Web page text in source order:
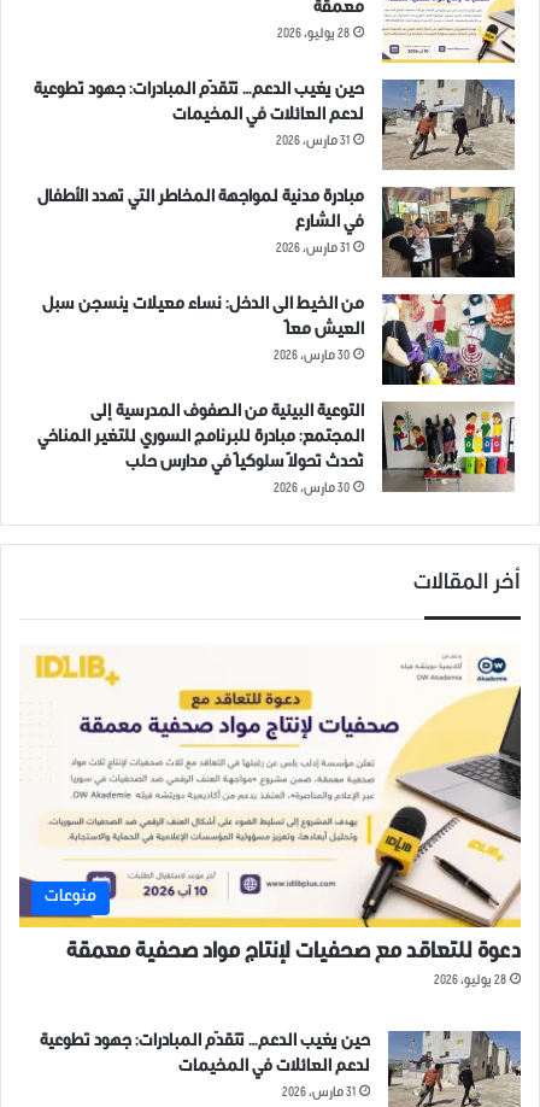
معمقة
28 يوليو، 2026
حين يغيب الدعم… تتقدّم المبادرات: جهود تطوعية
لدعم العائلات في المخيمات
31 مارس، 2026
مبادرة مدنية لمواجهة المخاطر التي تهدد الأطفال
في الشارع
31 مارس، 2026
من الخيط الى الدخل: نساء معيلات ينسجن سبل
العيش معاً
30 مارس، 2026
التوعية البيئية من الصفوف المدرسية إلى
المجتمع: مبادرة للبرنامج السوري للتغير المناخي
تُحدث تحولاً سلوكياً في مدارس حلب
30 مارس، 2026
أخر المقالات
منوعات
دعوة للتعاقد مع صحفيات لإنتاج مواد صحفية معمقة
28 يوليو، 2026
حين يغيب الدعم… تتقدّم المبادرات: جهود تطوعية
لدعم العائلات في المخيمات
31 مارس، 2026